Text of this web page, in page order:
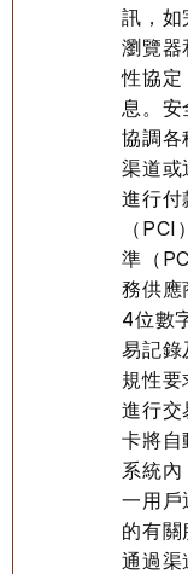
訊，如
瀏覽器
性協定
息。安
協調各
渠道或
進行付
（
準（
務供應
4位數
易記
規性
進行交
卡將自
系統
一用戶
的有
通過渠